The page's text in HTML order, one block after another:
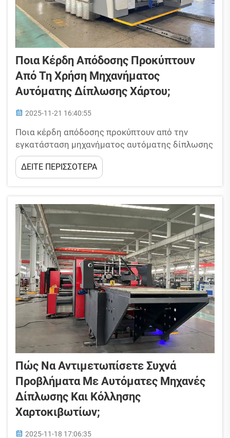
Ποια Κέρδη Απόδοσης Προκύπτουν
Από Τη Χρήση Μηχανήματος
Αυτόματης Δίπλωσης Χάρτου;
2025-11-21 16:40:55
Ποια κέρδη απόδοσης προκύπτουν από την
εγκατάσταση μηχανήματος αυτόματης δίπλωσης
χάρτου; Αυτή είναι μία από τις πιο συχνές
ερωτήσεις εταιρειών που αναζητούν
αυτοματοποίηση στη ροή εργασιών της
μπορούν να εκτελούνται γρηγορότερα και
αποδοτικότερα με την αυτοματοποίηση...
ΔΕΙΤΕ ΠΕΡΙΣΣΟΤΕΡΑ
Πώς Να Αντιμετωπίσετε Συχνά
Προβλήματα Με Αυτόματες Μηχανές
Δίπλωσης Και Κόλλησης
Χαρτοκιβωτίων;
2025-11-18 17:06:35